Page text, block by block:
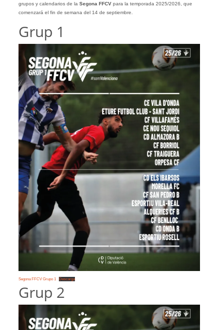
grupos y calendarios de la Segona FFCVpara la temporada 2025/2026, que
comenzará el fin de semana del 14 de septiembre.
Grup 1
Segona FFCV Grupo 1 Descarga
Grup 2